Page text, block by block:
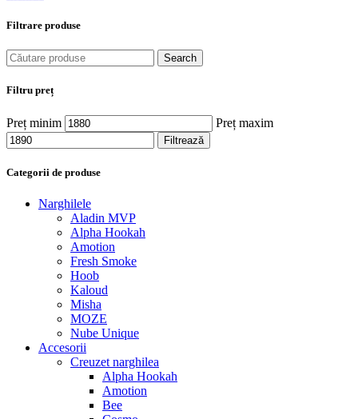
Filtrare produse
Search
Filtru preț
Preț minim Preț maxim
Filtrează
Categorii de produse
Narghilele
Aladin MVP
Alpha Hookah
Amotion
Fresh Smoke
Hoob
Kaloud
Misha
MOZE
Nube Unique
Accesorii
Creuzet narghilea
Alpha Hookah
Amotion
Bee